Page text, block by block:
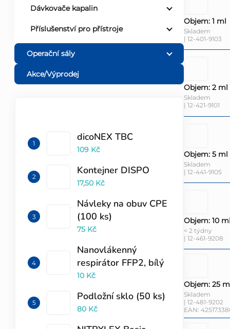
Dávkovače kapalin
Příslušenství pro přístroje
Operační sály
Akce/Výprodej
dicoNEX TBC
109 Kč
Kontejner DISPO
17,50 Kč
Návleky na obuv CPE
(100 ks)
75 Kč
Nanovlákenný
respirátor FFP2, bílý
10 Kč
Podložní sklo (50 ks)
80 Kč
Objem: 1 ml
Skladem
| 12-401-9103
Objem: 2 ml
Skladem
| 12-421-9101
Objem: 5 ml
Skladem
| 12-441-9105
Objem: 10
< 2 týdny
| 12-461-9208
Objem: 25
Skladem
| 12-481-9202
EAN: